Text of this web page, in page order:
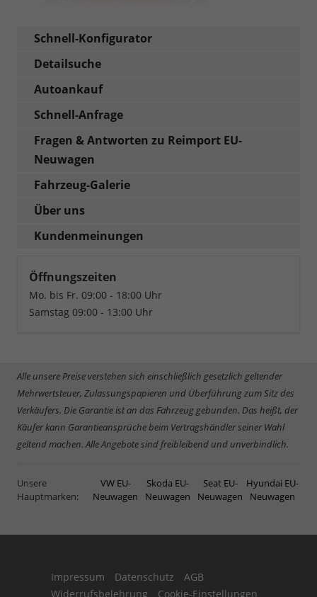
Schnell-Konfigurator
Detailsuche
Autoankauf
Schnell-Anfrage
Fragen & Antworten zu Reimport EU-
Neuwagen
Fahrzeug-Galerie
Über uns
Kundenmeinungen
Öffnungszeiten
Mo. bis Fr. 09:00 - 18:00 Uhr
Samstag 09:00 - 13:00 Uhr
Alle unsere Preise verstehen sich einschließlich gesetzlich geltender
Mehrwertsteuer, Zulassungspapieren und Überführung zum Sitz des
Verkäufers. Die Garantie ist an das Fahrzeug gebunden. Das heißt, der
Käufer kann Garantieansprüche beim Vertragshändler seiner Wahl
geltend machen. Alle Angebote sind freibleibend und unverbindlich.
Unsere
Hauptmarken:
VW EU-
Neuwagen
Skoda EU-
Neuwagen
Seat EU-
Neuwagen
Hyundai EU-
Neuwagen
Impressum Datenschutz
AGB
Widerrufsbelehrung
Cookie-Einstellungen